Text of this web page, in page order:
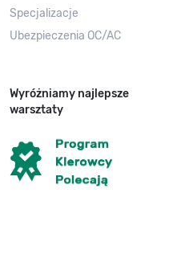
Specjalizacje
Ubezpieczenia OC/AC
Wyróżniamy najlepsze
warsztaty